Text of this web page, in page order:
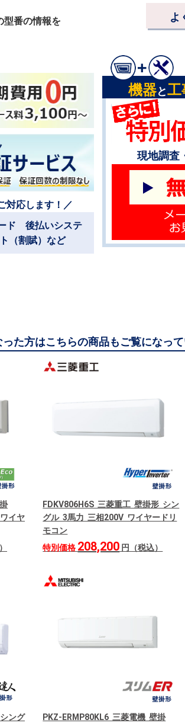
型番の情報を
よ
対応します！／
ド 後払いシステ
割賦）など
機器と工
現地調査
た方はこちらの商品もご覧になっ
イヤ
FDKV806H6S 三菱重工 壁掛形 シン
グル 3馬力 三相200V ワイヤードリ
モコン
特別価格 208,200 円（税込）
ング
PKZ-ERMP80KL6 三菱電機 壁掛